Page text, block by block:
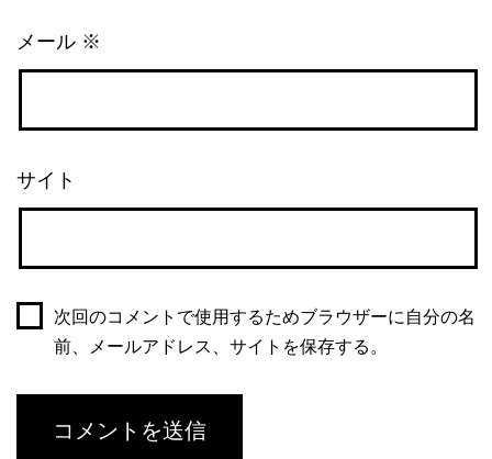
メール ※
サイト
次回のコメントで使用するためブラウザーに自分の名
前、メールアドレス、サイトを保存する。